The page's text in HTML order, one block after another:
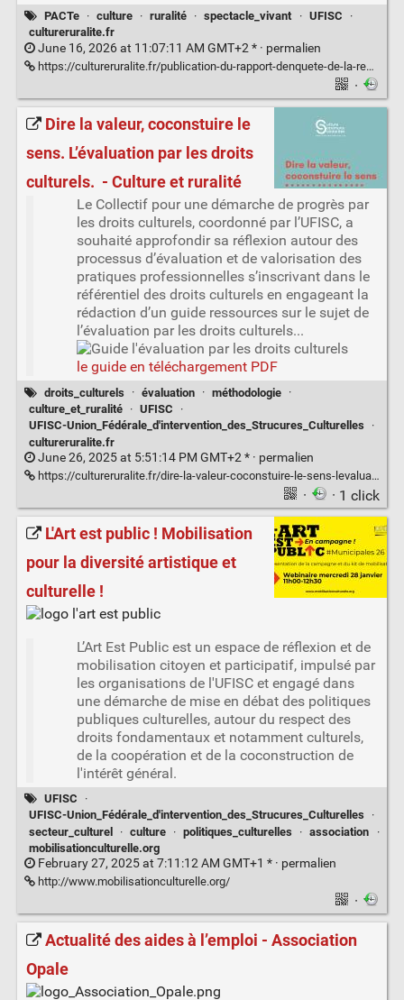
PACTe · culture · ruralité · spectacle_vivant · UFISC
·
cultureruralite.fr
June 16, 2026 at 11:07:11 AM GMT+2 * · permalien
https://cultureruralite.fr/publication-du-rapport-denquete-de-la-recherche-action-pacte-pratiques-artistiques-et-culturelles-des-habitant-e-s-dans-les-territoires/
·
Dire la valeur, coconstuire le
sens. L’évaluation par les droits
culturels. ​ - Culture et ruralité
Le Collectif pour une démarche de progrès par
les droits culturels, coordonné par l’UFISC, a
souhaité approfondir sa réflexion autour des
processus d’évaluation et de valorisation des
pratiques professionnelles s’inscrivant dans le
référentiel des droits culturels en engageant la
rédaction d’un guide ressources sur le sujet de
l’évaluation ​par les droits culturels...
le guide en téléchargement PDF
droits_culturels · évaluation · méthodologie ·
culture_et_ruralité
· UFISC
·
UFISC-Union_Fédérale_d'intervention_des_Strucures_Culturelles
·
cultureruralite.fr
June 26, 2025 at 5:51:14 PM GMT+2 * · permalien
https://cultureruralite.fr/dire-la-valeur-coconstuire-le-sens-levaluation-par-les-droits-culturels/
· · 1 click
L'Art est public ! Mobilisation
pour la diversité artistique et
culturelle !
L’Art Est Public est un espace de réflexion et de
mobilisation citoyen et participatif, impulsé par
les organisations de l'UFISC et engagé dans
une démarche de mise en débat des politiques
publiques culturelles, autour du respect des
droits fondamentaux et notamment culturels,
de la coopération et de la coconstruction de
l'intérêt général.
UFISC
·
UFISC-Union_Fédérale_d'intervention_des_Strucures_Culturelles
·
secteur_culturel
· culture · politiques_culturelles · association
·
mobilisationculturelle.org
February 27, 2025 at 7:11:12 AM GMT+1 * · permalien
http://www.mobilisationculturelle.org/
·
Actualité des aides à l’emploi - Association
Opale